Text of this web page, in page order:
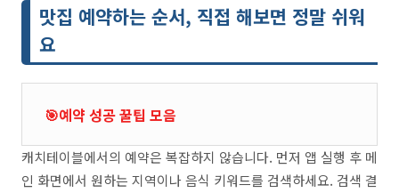
맛집 예약하는 순서, 직접 해보면 정말 쉬워
요
🎯예약 성공 꿀팁 모음
캐치테이블에서의 예약은 복잡하지 않습니다. 먼저 앱 실행 후 메
인 화면에서 원하는 지역이나 음식 키워드를 검색하세요. 검색 결